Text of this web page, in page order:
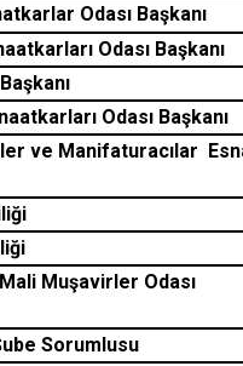
Odası Başkanı
Odası Başkanı
Odası Başkanı
ve Manifaturacılar
Muşavirler Odası
Sorumlusu